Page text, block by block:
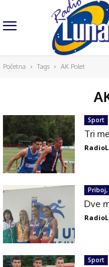
Početna Tags AK Polet
Sport
Tri
Priboj,
Dve
Sport